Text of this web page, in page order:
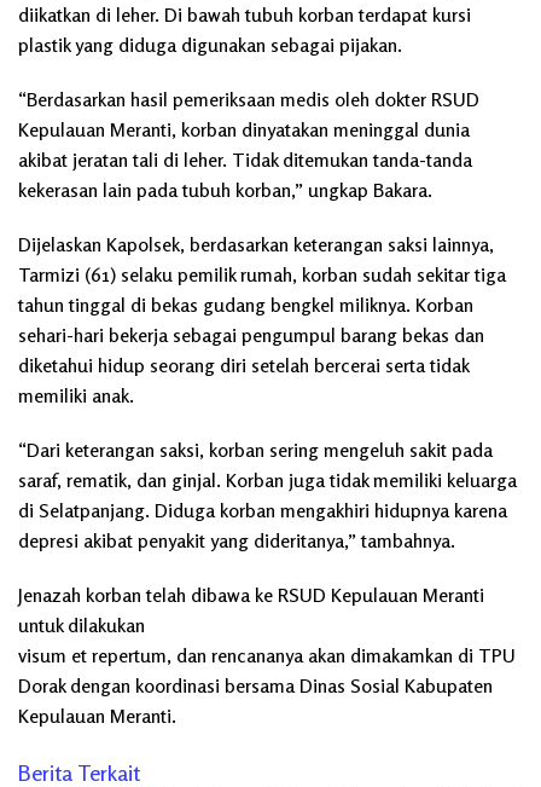
diikatkan di leher. Di bawah tubuh korban terdapat kursi
plastik yang diduga digunakan sebagai pijakan.
“Berdasarkan hasil pemeriksaan medis oleh dokter RSUD
Kepulauan Meranti, korban dinyatakan meninggal dunia
akibat jeratan tali di leher. Tidak ditemukan tanda-tanda
kekerasan lain pada tubuh korban,” ungkap Bakara.
Dijelaskan Kapolsek, berdasarkan keterangan saksi lainnya,
Tarmizi (61) selaku pemilik rumah, korban sudah sekitar tiga
tahun tinggal di bekas gudang bengkel miliknya. Korban
sehari-hari bekerja sebagai pengumpul barang bekas dan
diketahui hidup seorang diri setelah bercerai serta tidak
memiliki anak.
“Dari keterangan saksi, korban sering mengeluh sakit pada
saraf, rematik, dan ginjal. Korban juga tidak memiliki keluarga
di Selatpanjang. Diduga korban mengakhiri hidupnya karena
depresi akibat penyakit yang dideritanya,” tambahnya.
Jenazah korban telah dibawa ke RSUD Kepulauan Meranti
untuk dilakukan
visum et repertum, dan rencananya akan dimakamkan di TPU
Dorak dengan koordinasi bersama Dinas Sosial Kabupaten
Kepulauan Meranti.
Berita Terkait